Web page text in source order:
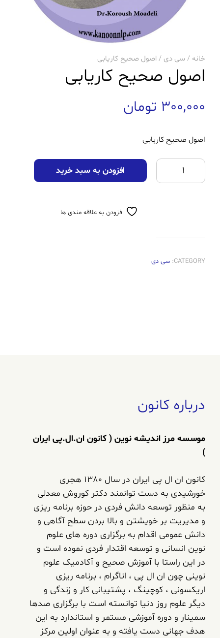
خانه / سی دی / اصول صحیح کاریابی
اصول صحیح کاریابی
300,000 تومان
اصول صحیح کاریابی
اصول صحیح کاریابی عدد
افزودن به سبد خرید
افزودن به علاقه مندی ها
CATEGORY: سی دی
درباره کانون
موسسه مرز اندیشه نوین ( کانون ان.ال.پی ایران
)
کانون ان ال پی ایران در سال 1380 هجری
خورشیدی به دست توانمند دکتر کوروش معدلی
به منظور توسعه دانش فردی در حوزه برنامه ریزی
و مدیریت بر خویشتن و بالا بردن سطح آگاهی و
دانش عمومی اقدام به برگزاری دوره های علوم
نوین انسانی و توسعه اقتدار فردی نموده است و
در این راستا با آموزش صحیح و آکادمیک علوم
نوینی چون ان ال پی ، اناگرام ، برنامه ریزی
اریکسونی ، کوچینگ ، پشتیبانی کار و زندگی و
دیگر علوم روز دنیا توانسته است با برگزاری صدها
سمینار و دوره آموزشی مستمر و استاندارد به این
هدف جهانی دست یافته و به عنوان اولین مرکز